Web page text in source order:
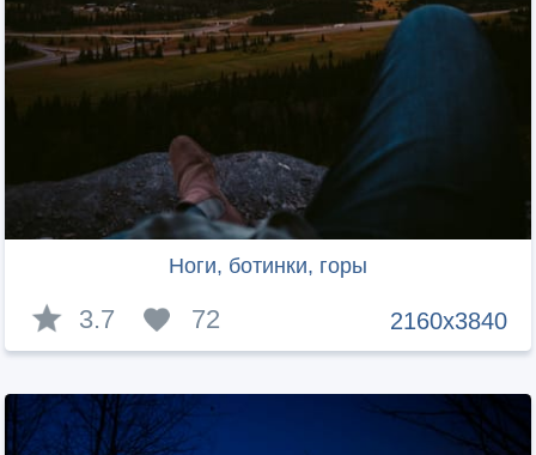
Ноги, ботинки, горы
2160x3840
3.7 72